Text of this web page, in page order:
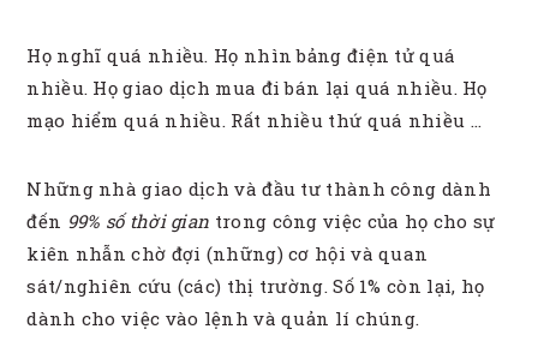
Họ nghĩ quá nhiều. Họ nhìn bảng điện tử quá
nhiều. Họ giao dịch mua đi bán lại quá nhiều. Họ
mạo hiểm quá nhiều. Rất nhiều thứ quá nhiều …
Những nhà giao dịch và đầu tư thành công dành
đến 99% số thời gian trong công việc của họ cho sự
kiên nhẫn chờ đợi (những) cơ hội và quan
sát/nghiên cứu (các) thị trường. Số 1% còn lại, họ
dành cho việc vào lệnh và quản lí chúng.